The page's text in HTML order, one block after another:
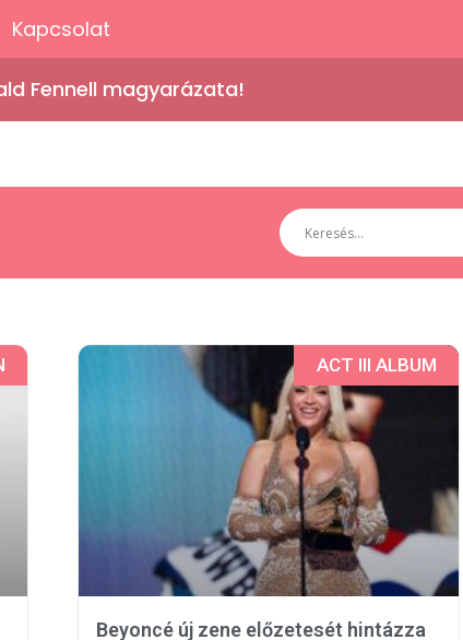
Kapcsolat
Fennell magyarázata!
ACT III ALBUM
Beyoncé új zene előzetesét hintázza